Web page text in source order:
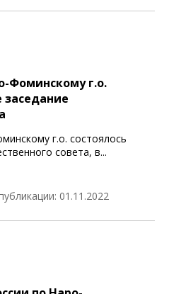
Фоминскому г.о.
заседание
г.о. состоялось
совета, в...
01.11.2022